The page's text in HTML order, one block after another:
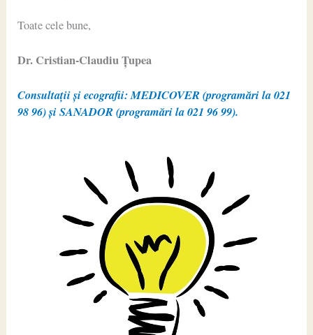
Toate cele bune,
Dr. Cristian-Claudiu Ţupea
Consultații și ecografii: MEDICOVER (programări la 021
98 96) și SANADOR (programări la 021 96 99).